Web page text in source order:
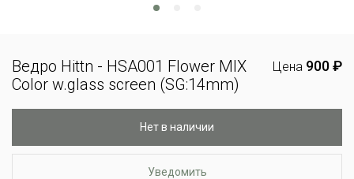
Ведро Hittn - HSA001 Flower MIX
Color w.glass screen (SG:14mm)
Цена 900 ₽
Нет в наличии
Уведомить